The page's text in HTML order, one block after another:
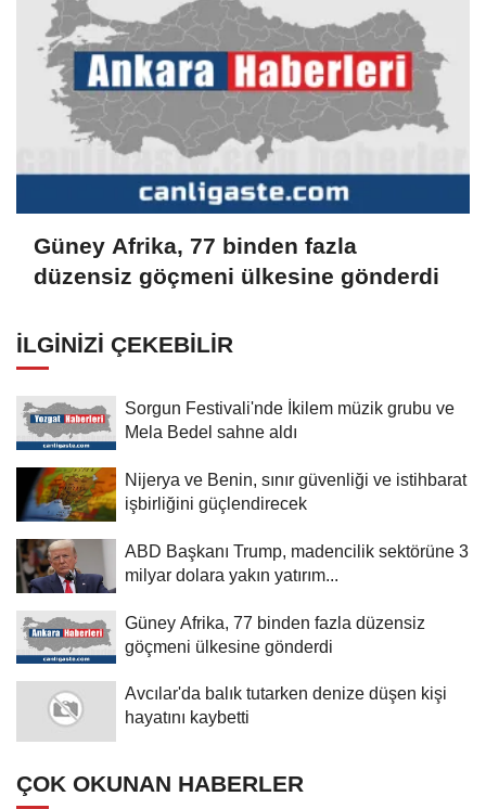
Güney Afrika, 77 binden fazla
düzensiz göçmeni ülkesine gönderdi
İLGINIZI ÇEKEBILIR
Sorgun Festivali'nde İkilem müzik grubu ve
Mela Bedel sahne aldı
Nijerya ve Benin, sınır güvenliği ve istihbarat
işbirliğini güçlendirecek
ABD Başkanı Trump, madencilik sektörüne 3
milyar dolara yakın yatırım...
Güney Afrika, 77 binden fazla düzensiz
göçmeni ülkesine gönderdi
Avcılar'da balık tutarken denize düşen kişi
hayatını kaybetti
ÇOK OKUNAN HABERLER